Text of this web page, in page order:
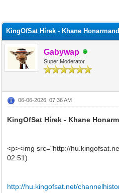
KingOfSat Hírek - Khane
Gabywap
Super Moderator
06-06-2026, 07:36 AM
KingOfSat Hírek - Khane
<p><img src="http://
02:51)
http://hu.kingofsat.net/